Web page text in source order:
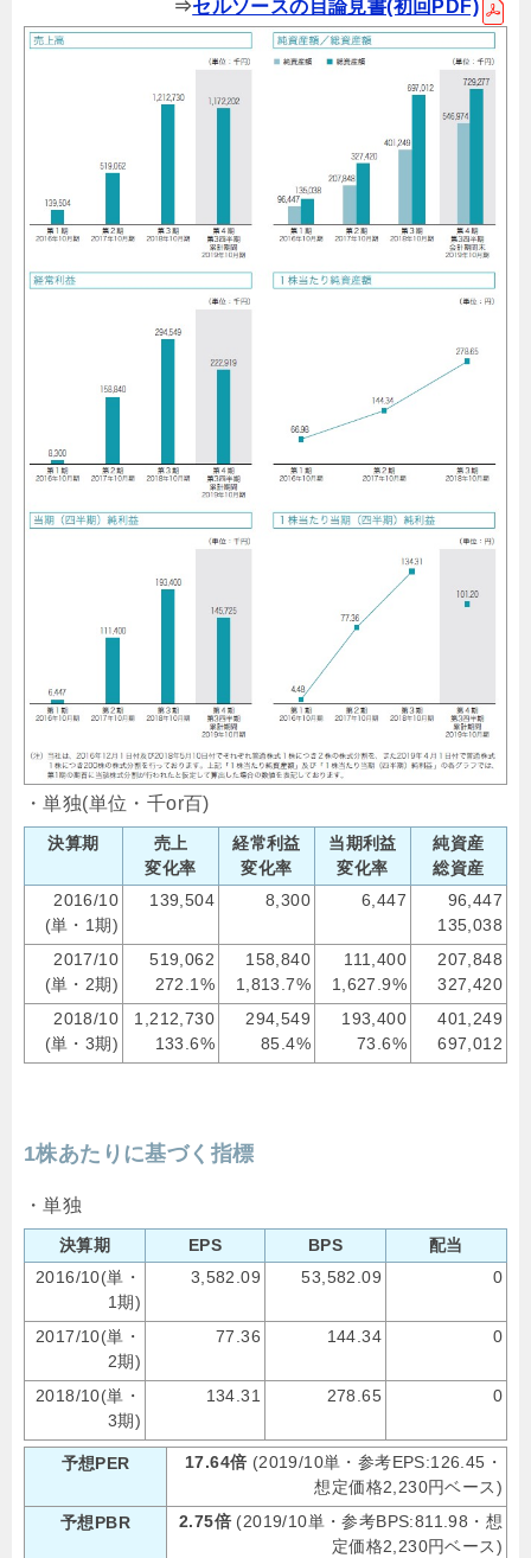
⇒セルソースの目論見書(初回PDF)
・単独(単位・千or百)
決算期
売上
変化率
経常利益
変化率
当期利益
変化率
純資産
総資産
2016/10
(単・1期)
139,504 8,300 6,447
96,447
135,038
2017/10
(単・2期)
519,062
272.1%
158,840
1,813.7%
111,400
1,627.9%
207,848
327,420
2018/10
(単・3期)
1,212,730
133.6%
294,549
85.4%
193,400
73.6%
401,249
697,012
1株あたりに基づく指標
・単独
決算期 EPS BPS
配当
2016/10(単・
1期)
3,582.09 53,582.09 0
2017/10(単・
2期)
77.36 144.34 0
2018/10(単・
3期)
134.31 278.65 0
予想PER 17.64倍 (2019/10単・参考EPS:126.45・
想定価格2,230円ベース)
予想PBR
2.75倍 (2019/10単・参考BPS:811.98・想
定価格2,230円ベース)